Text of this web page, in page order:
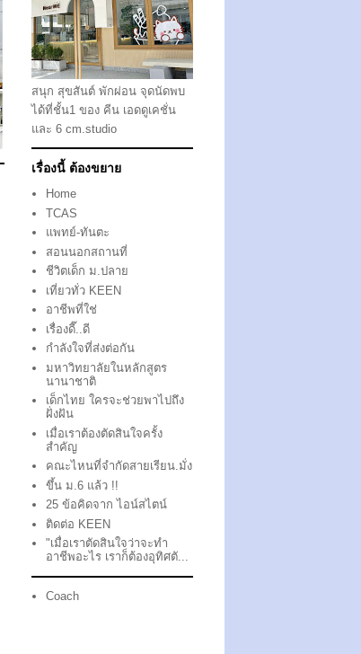
สนุก สุขสันต์ พักผ่อน จุดนัดพบ
ได้ที่ชั้น1 ของ คีน เอดดูเคชั่น
และ 6 cm.studio
เรื่องนี้ ต้องขยาย
Home
TCAS
แพทย์-ทันตะ
สอนนอกสถานที่
ชีวิตเด็ก ม.ปลาย
เที่ยวทั่ว KEEN
อาชีพที่ใช่
เรื่องดี๊..ดี
กำลังใจที่ส่งต่อกัน
มหาวิทยาลัยในหลักสูตร
นานาชาติ
เด็กไทย ใครจะช่วยพาไปถึง
ฝั่งฝัน
เมื่อเราต้องตัดสินใจครั้ง
สำคัญ
คณะไหนที่จำกัดสายเรียน.มั่ง
ขึ้น ม.6 แล้ว !!
25 ข้อคิดจาก ไอน์สไตน์
ติดต่อ KEEN
"เมื่อเราตัดสินใจว่าจะทำ
อาชีพอะไร เราก็ต้องอุทิศตั...
Coach